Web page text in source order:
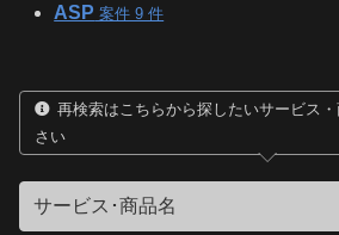
ASP 案件 9 件
再検索はこちらから探したいサービス
さい